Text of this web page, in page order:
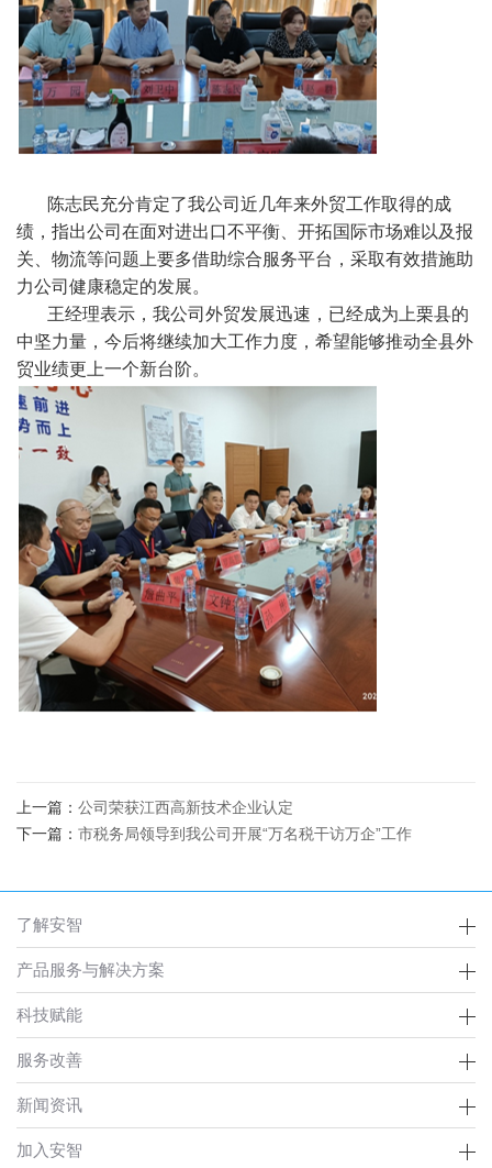
陈志民充分肯定了我公司近几年来外贸工作取得的成
绩，指出公司在面对进出口不平衡、开拓国际市场难以及报
关、物流等问题上要多借助综合服务平台，采取有效措施助
力公司健康稳定的发展。
王经理表示，我公司外贸发展迅速，已经成为上栗县的
中坚力量，今后将继续加大工作力度，希望能够推动全县外
贸业绩更上一个新台阶。
上一篇： 公司荣获江西高新技术企业认定
下一篇： 市税务局领导到我公司开展“万名税干访万企”工作
了解安智
产品服务与解决方案
科技赋能
服务改善
新闻资讯
加入安智